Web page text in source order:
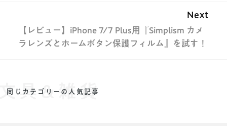
Next
【レビュー】iPhone 7/7 Plus用『Simplism カメ
ラレンズとホームボタン保護フィルム』を試す！
具&雑貨
同じカテゴリーの人気記事